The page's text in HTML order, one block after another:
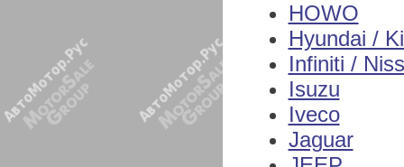
HOWO
Hyundai /
Infiniti /
Isuzu
Iveco
Jaguar